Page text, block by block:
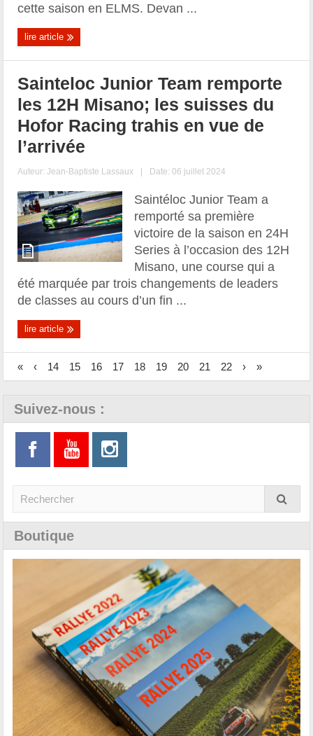
cette saison en ELMS. Devan ...
lire article
Sainteloc Junior Team remporte
les 12H Misano; les suisses du
Hofor Racing trahis en vue de
l’arrivée
Auteur:Jean-Baptiste Lassaux | Date: 06 juillet 2024
Saintéloc Junior Team a
remporté sa première
victoire de la saison en 24H
Series à l’occasion des 12H
Misano, une course qui a
été marquée par trois changements de leaders
de classes au cours d’un fin ...
lire article
« ‹ 14 15 16 17 18 19 20 21 22 › »
Suivez-nous :
Boutique